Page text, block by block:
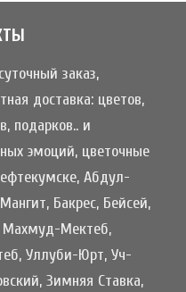
заказ,
доставка: цветов,
подарков.. и
эмоций, цветочные
Абдул-
Бакрес, Бейсей,
Махмуд-Мектеб,
Уллуби-Юрт, Уч-
Зимняя Ставка,